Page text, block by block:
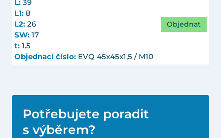
L: 39
L1: 8
L2: 26
SW: 17
t: 1.5
Objednací číslo: EVQ 45x45x1,5 / M10
Objednat
Potřebujete poradit
s výběrem?